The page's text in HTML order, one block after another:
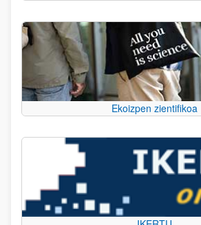
Ekoizpen zientifikoa